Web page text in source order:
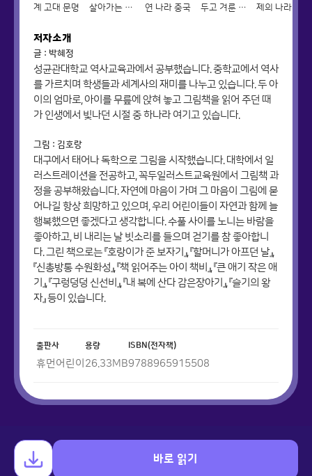
바로 읽기
계 고대 문명
살아가는 인
연 나라 중국
두고 겨룬 그
제의 나라 로
저자소개
글 : 박혜정
성균관대학교 역사교육과에서 공부했습니다. 중학교에서 역사
를 가르치며 학생들과 세계사의 재미를 나누고 있습니다. 두 아
이의 엄마로, 아이를 무릎에 앉혀 놓고 그림책을 읽어 주던 때
가 인생에서 빛나던 시절 중 하나라 여기고 있습니다.
그림 : 김호랑
대구에서 태어나 독학으로 그림을 시작했습니다. 대학에서 일
러스트레이션을 전공하고, 꼭두일러스트교육원에서 그림책 과
정을 공부해왔습니다. 자연에 마음이 가며 그 마음이 그림에 묻
어나길 항상 희망하고 있으며, 우리 어린이들이 자연과 함께 늘
행복했으면 좋겠다고 생각합니다. 수풀 사이를 노니는 바람을
좋아하고, 비 내리는 날 빗소리를 들으며 걷기를 참 좋아합니
다. 그린 책으로는 『호랑이가 준 보자기』, 『할머니가 아프던 날』,
『신총방통 수원화성』, 『책 읽어주는 아이 책비』, 『큰 애기 작은 애
기』, 『구렁덩덩 신선비』, 『내 복에 산다 감은장아기』, 『슬기의 왕
자』 등이 있습니다.
출판사
휴먼어린이
용량
26.33MB
ISBN(전자책)
9788965915508